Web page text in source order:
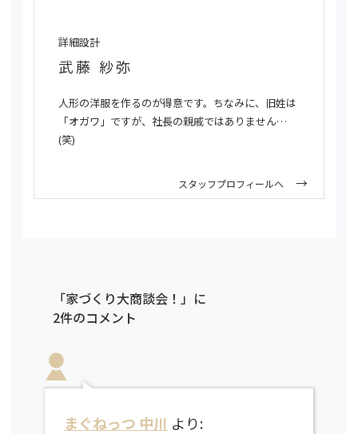
詳細設計
武藤 紗弥
人形の洋服を作るのが得意です。ちなみに、旧姓は
「オガワ」ですが、社長の親戚ではありません…
(笑)
スタッフプロフィールへ
「家づくり大商談会！」に
2件のコメント
まぐねっつ 中川 より: